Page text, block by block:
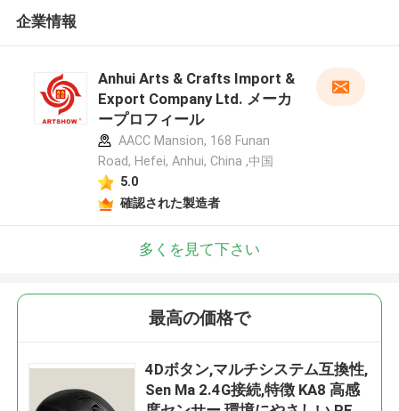
企業情報
Anhui Arts & Crafts Import &
Export Company Ltd. メーカ
ープロフィール
AACC Mansion, 168 Funan
Road, Hefei, Anhui, China ,中国
5.0
確認された製造者
多くを見て下さい
最高の価格で
4Dボタン,マルチシステム互換性,
Sen Ma 2.4G接続,特徴 KA8 高感